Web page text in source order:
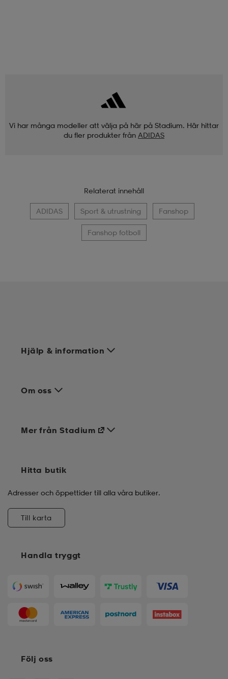
Vi har många modeller att välja på här på Stadium. Här hittar
du fler produkter från ADIDAS
Relaterat innehåll
ADIDAS Sport & utrustning Fanshop
Fanshop fotboll
Hjälp & information
Om oss
Handla tryggt
Mer från Stadium
Hitta butik
Adresser och öppettider till alla våra butiker.
Till karta
Följ oss